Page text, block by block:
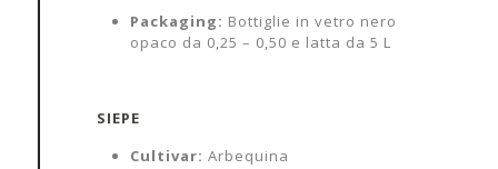
Packaging: Bottiglie in vetro nero
opaco da 0,25 – 0,50 e latta da 5 L
SIEPE
Cultivar:Arbequina